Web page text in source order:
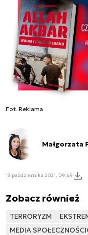
Fot. Reklama
Małgorzata
13 października 2021, 09:49
Zobacz również
TERRORYZM
MEDIA